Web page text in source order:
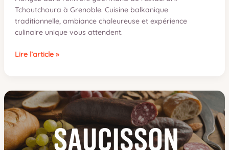
Tchoutchoura à Grenoble. Cuisine balkanique
traditionnelle, ambiance chaleureuse et expérience
culinaire unique vous attendent.
tout
restaurant
tchoutchoura
à
grenoble
:
Lire l’article »